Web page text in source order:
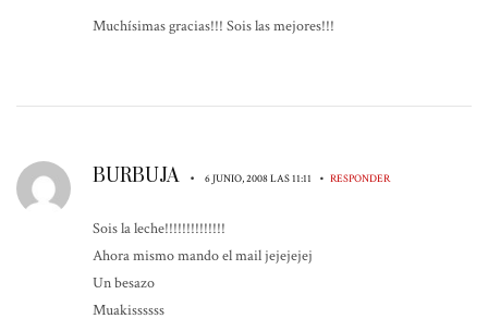
Muchísimas gracias!!! Sois las mejores!!!
BURBUJA • 6 JUNIO, 2008 LAS 11:11 • RESPONDER
Sois la leche!!!!!!!!!!!!!!
Ahora mismo mando el mail jejejejej
Un besazo
Muakissssss